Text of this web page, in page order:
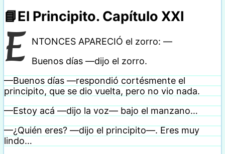
📘El Principito. Capítulo XXI
E NTONCES APARECIÓ el zorro: —
Buenos días —dijo el zorro.
—Buenos días —respondió cortésmente el
principito, que se dio vuelta, pero no vio nada.
—Estoy acá —dijo la voz— bajo el manzano…
—¿Quién eres? —dijo el principito—. Eres muy
lindo…